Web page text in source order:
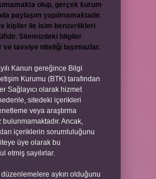
olup, gerçek kurum
paylaşım yapılmamaktadır.
kişiler ile isim benzerlikleri
Sitemizdeki bilgiler
ve tavsiye niteliği taşımazlar.
Kanun gereğince Bilgi
Kurumu (BTK) tarafından
Sağlayıcı olarak hizmet
sitedeki içerikleri
veya araştırma
Ancak,
içeriklerin sorumluluğunu
üye olarak bu
etmiş sayılırlar.
aykırı olduğunu